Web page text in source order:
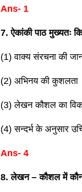
Ans- 1
7. ऐकांकी पाठ मुख्यतः
(1) वाक्य संरचना की
(2) अभिनय की कुशलता
(3) लेखन कौशल का
(4) सन्दर्भ के अनुसार
Ans- 4
8. लेखन – कौशल में कौन